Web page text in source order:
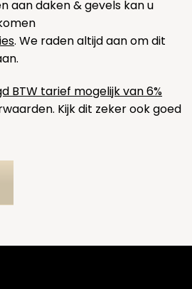
aan daken & gevels kan u
. We raden altijd aan om dit
BTW tarief mogelijk van 6%
Kijk dit zeker ook goed